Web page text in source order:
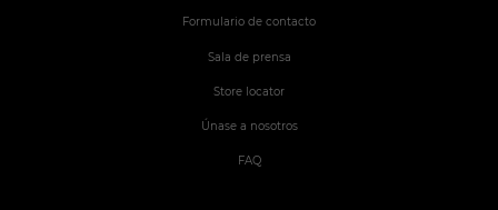
Formulario de contacto
Sala de prensa
Store locator
Únase a nosotros
FAQ